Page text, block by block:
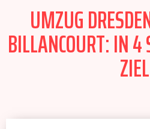
UMZUG
BILLANCOURT: IN
ZIEL